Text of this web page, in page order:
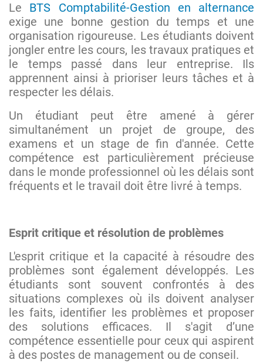
Le BTS Comptabilité-Gestion en alternance
exige une bonne gestion du temps et une
organisation rigoureuse. Les étudiants doivent
jongler entre les cours, les travaux pratiques et
le temps passé dans leur entreprise. Ils
apprennent ainsi à prioriser leurs tâches et à
respecter les délais.
Un étudiant peut être amené à gérer
simultanément un projet de groupe, des
examens et un stage de fin d'année. Cette
compétence est particulièrement précieuse
dans le monde professionnel où les délais sont
fréquents et le travail doit être livré à temps.
Esprit critique et résolution de problèmes
L'esprit critique et la capacité à résoudre des
problèmes sont également développés. Les
étudiants sont souvent confrontés à des
situations complexes où ils doivent analyser
les faits, identifier les problèmes et proposer
des solutions efficaces. Il s'agit d’une
compétence essentielle pour ceux qui aspirent
à des postes de management ou de conseil.